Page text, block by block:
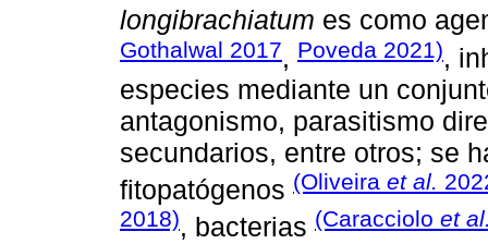
longibrachiatum es como
Gothalwal 2017, Poveda 2021),
especies mediante un
antagonismo, parasitismo
secundarios, entre otros; se
fitopatógenos (Oliveira et al.
2018), bacterias (Caracciolo et